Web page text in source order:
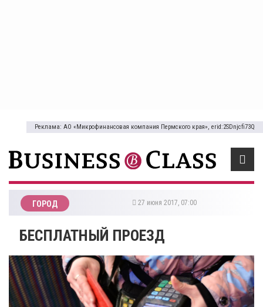
Реклама: АО «Микрофинансовая компания Пермского края», erid:2SDnjcfi73Q
ГОРОД 27 июня 2017, 07:00
БЕСПЛАТНЫЙ ПРОЕЗД